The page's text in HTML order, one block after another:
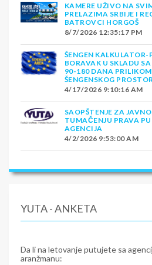
KAMERE UŽIVO NA
PRELAZIMA SRBIJE I
BATROVCI HORGOŠ
8/7/2026 12:35:17 PM
ŠENGEN KALKULATOR-
BORAVAK U SKLADU
90-180 DANA
ŠENGENSKOG
4/17/2026 9:10:16 AM
SAOPŠTENJE ZA
TUMAČENJU PRAVA
AGENCIJA
4/2/2026 9:53:00 AM
YUTA - ANKETA
Da li na letovanje putujete sa
aranžmanu: